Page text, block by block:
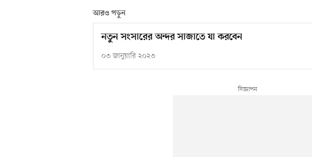
আরও পড়ুন
নতুন সংসারের অন্দর সাজাতে যা করবেন
০৩ জানুয়ারি ২০২৩